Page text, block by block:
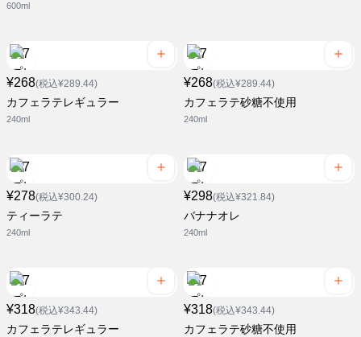
600ml
¥268(税込¥289.44)
カフェラテレギュラー
240ml
¥268(税込¥289.44)
カフェラテ砂糖不使用
240ml
¥278(税込¥300.24)
ティーラテ
240ml
¥298(税込¥321.84)
バナナオレ
240ml
¥318(税込¥343.44)
カフェラテレギュラー
¥318(税込¥343.44)
カフェラテ砂糖不使用